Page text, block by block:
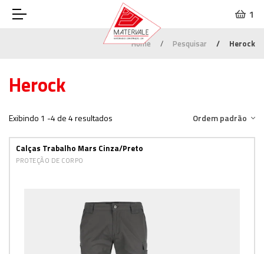
1
Home Pesquisar Herock
Herock
Exibindo 1 -4 de 4 resultados Ordem padrão
Calças Trabalho Mars Cinza/Preto
PROTEÇÃO DE CORPO